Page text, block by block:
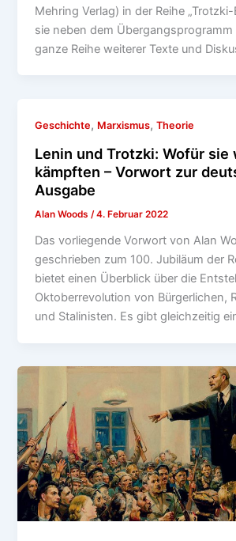
Mehring Verlag) in der Reihe
sie neben dem Übergangsprogramm
ganze Reihe weiterer Texte und
Geschichte, Marxismus,Theorie
Lenin und Trotzki: Wofür sie
kämpften – Vorwort zur
Ausgabe
Alan Woods/4. Februar 2022
Das vorliegende Vorwort von Alan
geschrieben zum 100. Jubiläum der
bietet einen Überblick über die
Oktoberrevolution von Bürgerlichen,
und Stalinisten. Es gibt gleichzeitig